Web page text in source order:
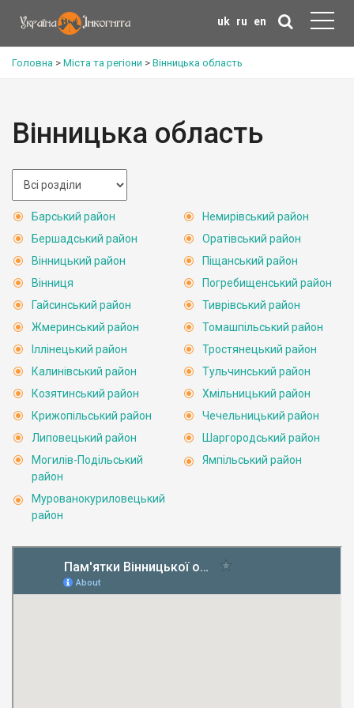
uk ru en
Головна > Міста та регіони > Вінницька область
Вінницька область
Барський район
Бершадський район
Вінницький район
Вінниця
Гайсинський район
Жмеринський район
Іллінецький район
Калинівський район
Козятинський район
Крижопільський район
Липовецький район
Могилів-Подільський
район
Мурованокуриловецький
район
Немирівський район
Оратівський район
Піщанський район
Погребищенський район
Тиврівський район
Томашпільський район
Тростянецький район
Тульчинський район
Хмільницький район
Чечельницький район
Шаргородський район
Ямпільський район